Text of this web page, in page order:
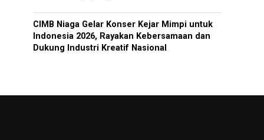
CIMB Niaga Gelar Konser Kejar Mimpi untuk
Indonesia 2026, Rayakan Kebersamaan dan
Dukung Industri Kreatif Nasional